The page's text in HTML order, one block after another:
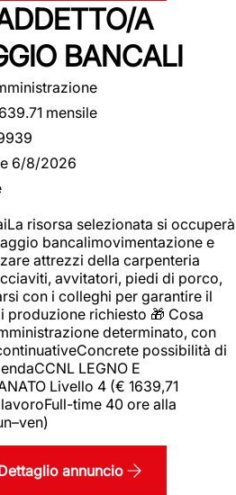
A
BANCALI
mensile
6/8/2026
risorsa selezionata si occuperà
bancalimovimentazione e
attrezzi della carpenteria
avvitatori, piedi di porco,
con i colleghi per garantire il
produzione richiesto 🎁 Cosa
determinato, con
possibilità di
LEGNO E
Livello 4 (€ 1639,71
time 40 ore alla
annuncio